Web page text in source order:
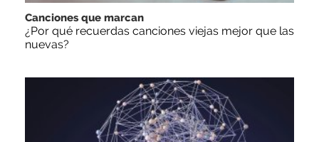
Canciones que marcan
¿Por qué recuerdas canciones viejas mejor que las
nuevas?